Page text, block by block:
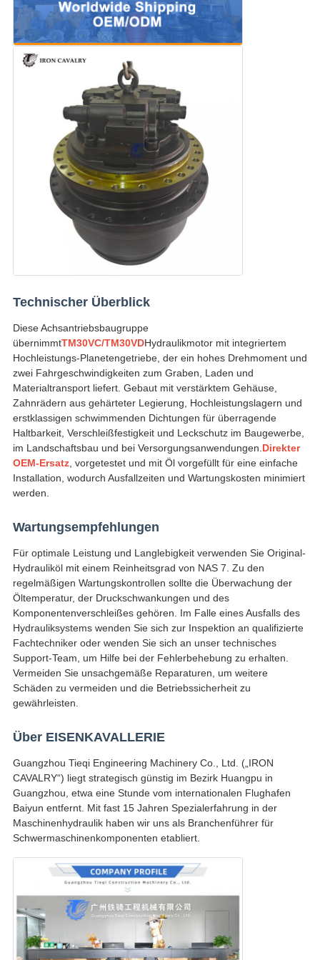
Technischer Überblick
Diese Achsantriebsbaugruppe
übernimmtTM30VC/TM30VDHydraulikmotor mit integriertem
Hochleistungs-Planetengetriebe, der ein hohes Drehmoment und
zwei Fahrgeschwindigkeiten zum Graben, Laden und
Materialtransport liefert. Gebaut mit verstärktem Gehäuse,
Zahnrädern aus gehärteter Legierung, Hochleistungslagern und
erstklassigen schwimmenden Dichtungen für überragende
Haltbarkeit, Verschleißfestigkeit und Leckschutz im Baugewerbe,
im Landschaftsbau und bei Versorgungsanwendungen.Direkter
OEM-Ersatz, vorgetestet und mit Öl vorgefüllt für eine einfache
Installation, wodurch Ausfallzeiten und Wartungskosten minimiert
werden.
Wartungsempfehlungen
Für optimale Leistung und Langlebigkeit verwenden Sie Original-
Hydrauliköl mit einem Reinheitsgrad von NAS 7. Zu den
regelmäßigen Wartungskontrollen sollte die Überwachung der
Öltemperatur, der Druckschwankungen und des
Komponentenverschleißes gehören. Im Falle eines Ausfalls des
Hydrauliksystems wenden Sie sich zur Inspektion an qualifizierte
Fachtechniker oder wenden Sie sich an unser technisches
Support-Team, um Hilfe bei der Fehlerbehebung zu erhalten.
Vermeiden Sie unsachgemäße Reparaturen, um weitere
Schäden zu vermeiden und die Betriebssicherheit zu
gewährleisten.
Über EISENKAVALLERIE
Guangzhou Tieqi Engineering Machinery Co., Ltd. („IRON
CAVALRY“) liegt strategisch günstig im Bezirk Huangpu in
Guangzhou, etwa eine Stunde vom internationalen Flughafen
Baiyun entfernt. Mit fast 15 Jahren Spezialerfahrung in der
Maschinenhydraulik haben wir uns als Branchenführer für
Schwermaschinenkomponenten etabliert.